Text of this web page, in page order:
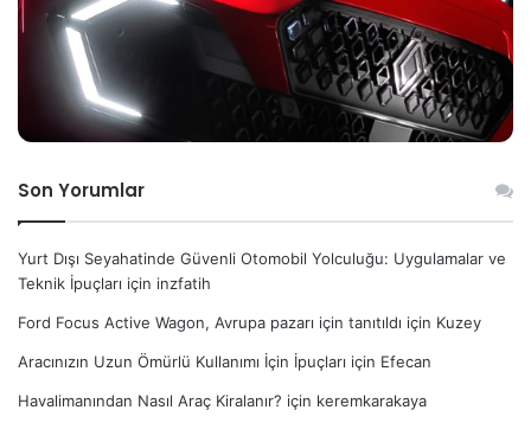
Son Yorumlar
Yurt Dışı Seyahatinde Güvenli Otomobil Yolculuğu: Uygulamalar ve
Teknik İpuçları için inzfatih
Ford Focus Active Wagon, Avrupa pazarı için tanıtıldı için Kuzey
Aracınızın Uzun Ömürlü Kullanımı İçin İpuçları için Efecan
Havalimanından Nasıl Araç Kiralanır? için keremkarakaya